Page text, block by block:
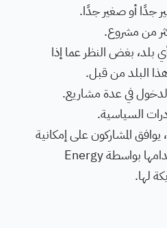
جدًا أو صغير جدًا.
من مشروع.
بلد، بغض النظر عما إذا
البلد من قبل.
في عدة مشاريع.
السياسية.
المشاركون على إمكانية
معالجة بياناتهم واستخدامها بواسطة Energy